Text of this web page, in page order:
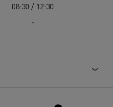
08:30 / 12:30
-